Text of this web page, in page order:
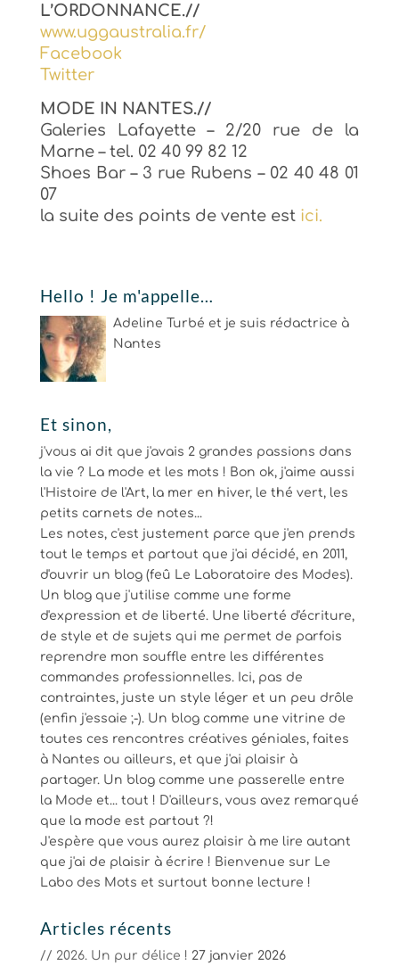
L’ORDONNANCE.//
www.uggaustralia.fr/
Facebook
Twitter
MODE IN NANTES.//
Galeries
Lafayette – 2/20 rue de la
Marne – tel. 02 40 99 82 12
Shoes Bar – 3 rue Rubens – 02 40 48 01
07
la suite des points de vente est ici.
Hello ! Je m'appelle…
Adeline Turbé et je suis rédactrice à
Nantes
Et sinon,
j'vous ai dit que j'avais 2 grandes passions dans
la vie ? La mode et les mots ! Bon ok, j'aime aussi
l'Histoire de l'Art, la mer en hiver, le thé vert, les
petits carnets de notes...
Les notes, c'est justement parce que j'en prends
tout le temps et partout que j'ai décidé, en 2011,
d'ouvrir un blog (feû Le Laboratoire des Modes).
Un blog que j'utilise comme une forme
d'expression et de liberté. Une liberté d'écriture,
de style et de sujets qui me permet de parfois
reprendre mon souffle entre les différentes
commandes professionnelles. Ici, pas de
contraintes, juste un style léger et un peu drôle
(enfin j'essaie ;-). Un blog comme une vitrine de
toutes ces rencontres créatives géniales, faites
à Nantes ou ailleurs, et que j'ai plaisir à
partager. Un blog comme une passerelle entre
la Mode et... tout ! D'ailleurs, vous avez remarqué
que la mode est partout ?!
J'espère que vous aurez plaisir à me lire autant
que j'ai de plaisir à écrire ! Bienvenue sur Le
Labo des Mots et surtout bonne lecture !
Articles récents
// 2026. Un pur délice ! 27 janvier 2026